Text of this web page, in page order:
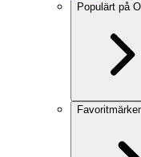
Populärt på